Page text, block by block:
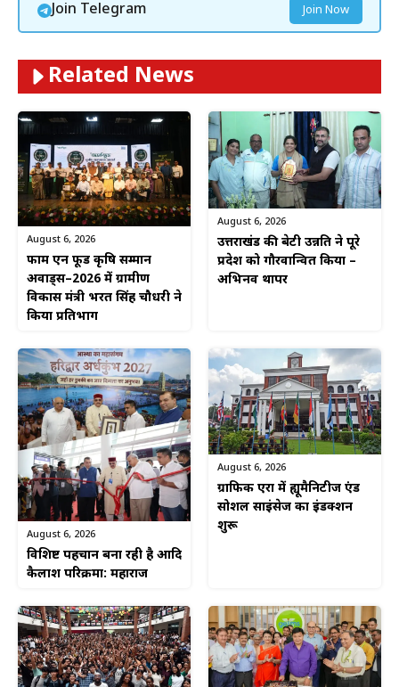
Join Telegram Join Now
Related News
August 6, 2026
फार्म एन फूड कृषि सम्मान
अवार्ड्स–2026 में ग्रामीण
विकास मंत्री भरत सिंह चौधरी ने
किया प्रतिभाग
August 6, 2026
उत्तराखंड की बेटी उन्नति ने पूरे
प्रदेश को गौरवान्वित किया –
अभिनव थापर
August 6, 2026
विशिष्ट पहचान बना रही है आदि
कैलाश परिक्रमा: महाराज
August 6, 2026
ग्राफिक एरा में ह्यूमैनिटीज एंड
सोशल साइंसेज का इंडक्शन
शुरू